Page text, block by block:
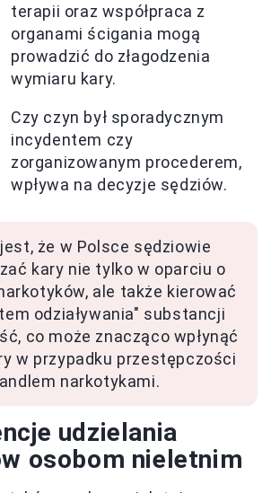
terapii oraz współpraca z
organami ścigania mogą
prowadzić do złagodzenia
wymiaru kary.
Czy czyn był sporadycznym
incydentem czy
zorganizowanym procederem,
wpływa na decyzje sędziów.
że w Polsce sędziowie
kary nie tylko w oparciu o
ale także kierować
odziaływania" substancji
co może znacząco wpłynąć
w przypadku przestępczości
narkotykami.
udzielania
osobom nieletnim